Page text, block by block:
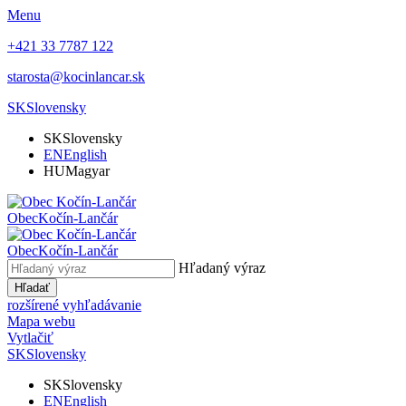
Menu
+421 33 7787 122
starosta@kocinlancar.sk
SKSlovensky
SKSlovensky
ENEnglish
HUMagyar
ObecKočín-Lančár
ObecKočín-Lančár
Hľadaný výraz
Hľadať
rozšírené vyhľadávanie
Mapa webu
Vytlačiť
SKSlovensky
SKSlovensky
ENEnglish